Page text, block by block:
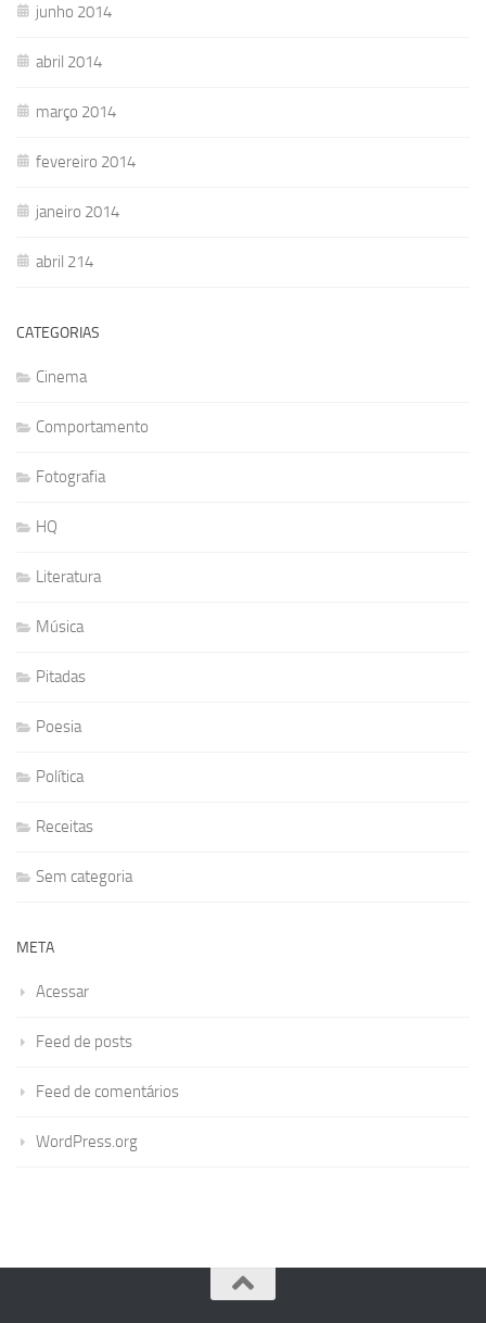
junho 2014
abril 2014
março 2014
fevereiro 2014
janeiro 2014
abril 214
CATEGORIAS
Cinema
Comportamento
Fotografia
HQ
Literatura
Música
Pitadas
Poesia
Política
Receitas
Sem categoria
META
Acessar
Feed de posts
Feed de comentários
WordPress.org